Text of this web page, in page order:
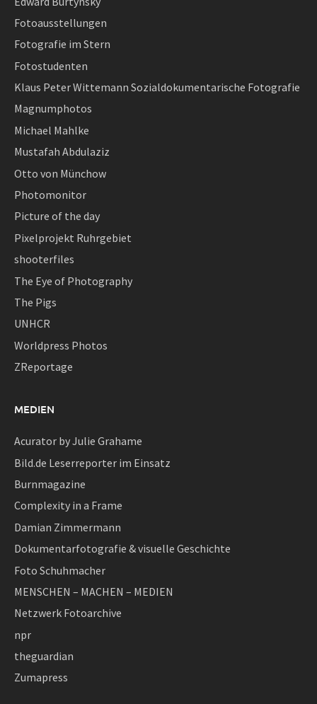
Fotoausstellungen
Fotografie im Stern
Fotostudenten
Klaus Peter Wittemann Sozialdokumentarische Fotografie
Magnumphotos
Michael Mahlke
Mustafah Abdulaziz
Otto von Münchow
Photomonitor
Picture of the day
Pixelprojekt Ruhrgebiet
shooterfiles
The Eye of Photography
The Pigs
UNHCR
Worldpress Photos
ZReportage
MEDIEN
Acurator by Julie Grahame
Bild.de Leserreporter im Einsatz
Burnmagazine
Complexity in a Frame
Damian Zimmermann
Dokumentarfotografie & visuelle Geschichte
Foto Schuhmacher
MENSCHEN – MACHEN – MEDIEN
Netzwerk Fotoarchive
npr
theguardian
Zumapress